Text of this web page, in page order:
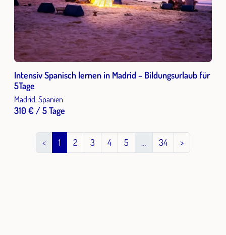
Intensiv Spanisch lernen in Madrid – Bildungsurlaub für
5Tage
Madrid, Spanien
310 € / 5 Tage
< 1 2 3 4 5 … 34 >